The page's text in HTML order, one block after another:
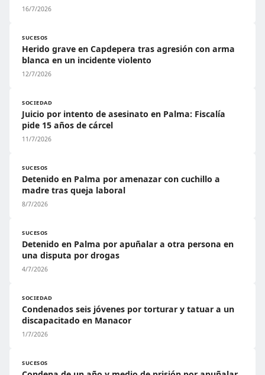
16/7/2026
SUCESOS
Herido grave en Capdepera tras agresión con arma
blanca en un incidente violento
12/7/2026
SOCIEDAD
Juicio por intento de asesinato en Palma: Fiscalía
pide 15 años de cárcel
11/7/2026
SUCESOS
Detenido en Palma por amenazar con cuchillo a
madre tras queja laboral
8/7/2026
SUCESOS
Detenido en Palma por apuñalar a otra persona en
una disputa por drogas
4/7/2026
SOCIEDAD
Condenados seis jóvenes por torturar y tatuar a un
discapacitado en Manacor
1/7/2026
SUCESOS